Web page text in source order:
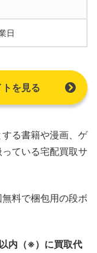
日
を見る
る書籍や漫画、ゲ
ている宅配買取サ
料で梱包用の段ボ
内（※）に買取代